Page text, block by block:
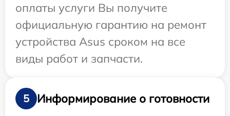
оплаты услуги Вы получите
официальную гарантию на ремонт
устройства Asus сроком на все
виды работ и запчасти.
5
Информирование о готовности